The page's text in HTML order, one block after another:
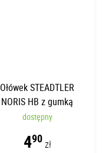
Ołówek STEADTLER
NORIS HB z gumką
dostępny
490zł